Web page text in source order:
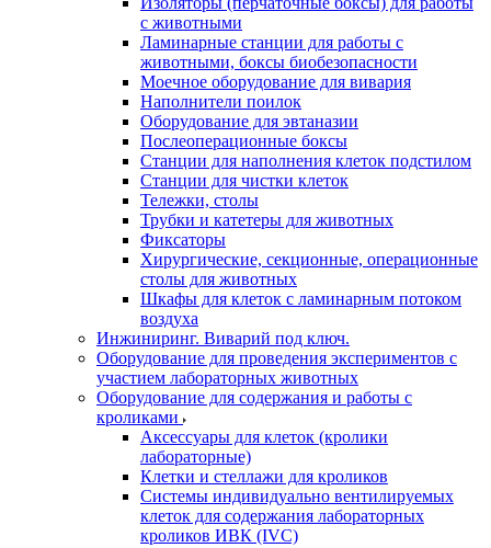
с животными
Ламинарные станции для работы с
животными, боксы биобезопасности
Моечное оборудование для вивария
Наполнители поилок
Оборудование для эвтаназии
Послеоперационные боксы
Станции для наполнения клеток подстилом
Станции для чистки клеток
Тележки, столы
Трубки и катетеры для животных
Фиксаторы
Хирургические, секционные, операционные
столы для животных
Шкафы для клеток с ламинарным потоком
воздуха
Инжиниринг. Виварий под ключ.
Оборудование для проведения экспериментов с
участием лабораторных животных
Оборудование для содержания и работы с
кроликами
Аксессуары для клеток (кролики
лабораторные)
Клетки и стеллажи для кроликов
Системы индивидуально вентилируемых
клеток для содержания лабораторных
кроликов ИВК (IVC)